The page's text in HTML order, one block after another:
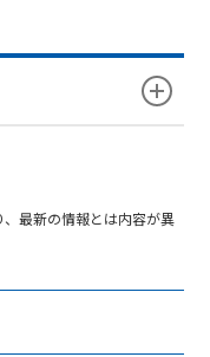
最新の情報とは内容が異